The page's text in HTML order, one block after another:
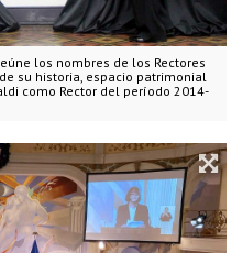
los nombres de los Rectores
su historia, espacio patrimonial
como Rector del período 2014-